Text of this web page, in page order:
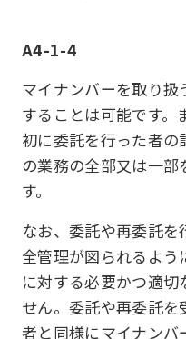
A4-1-4
マイナンバーを取り
することは可能です
初に委託を行った者の
の業務の全部又は一部
す。
なお、委託や再委託
全管理が図られるよ
に対する必要かつ適
せん。委託や再委託
者と同様にマイナンバ